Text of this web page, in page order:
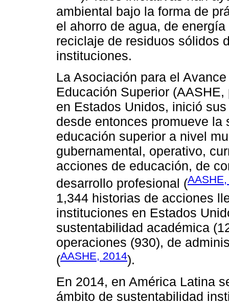
ambiental bajo la forma de
el ahorro de agua, de
reciclaje de residuos sólidos
instituciones.
La Asociación para el
Educación Superior
en Estados Unidos, inició
desde entonces promueve
educación superior a nivel
gubernamental, operativo,
acciones de educación, de
desarrollo profesional (
1,344 historias de acciones
instituciones en Estados
sustentabilidad académica
operaciones (930), de
(AASHE, 2014).
En 2014, en América Latina
ámbito de sustentabilidad